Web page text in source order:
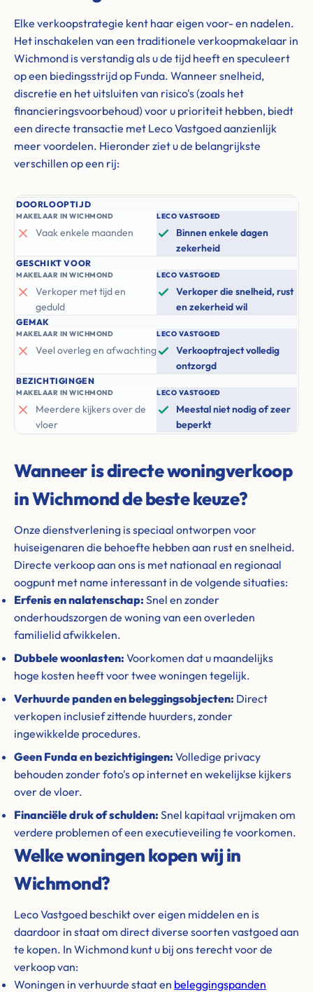
Elke verkoopstrategie kent haar eigen voor- en nadelen.
Het inschakelen van een traditionele verkoopmakelaar in
Wichmond is verstandig als u de tijd heeft en speculeert
op een biedingsstrijd op Funda. Wanneer snelheid,
discretie en het uitsluiten van risico's (zoals het
financieringsvoorbehoud) voor u prioriteit hebben, biedt
een directe transactie met Leco Vastgoed aanzienlijk
meer voordelen. Hieronder ziet u de belangrijkste
verschillen op een rij:
DOORLOOPTIJD
MAKELAAR IN WICHMOND
Vaak enkele maanden
LECO VASTGOED
Binnen enkele dagen
zekerheid
GESCHIKT VOOR
MAKELAAR IN WICHMOND
Verkoper met tijd en
geduld
LECO VASTGOED
Verkoper die snelheid, rust
en zekerheid wil
GEMAK
MAKELAAR IN WICHMOND
Veel overleg en afwachting
LECO VASTGOED
Verkooptraject volledig
ontzorgd
BEZICHTIGINGEN
MAKELAAR IN WICHMOND
Meerdere kijkers over de
vloer
LECO VASTGOED
Meestal niet nodig of zeer
beperkt
Wanneer is directe woningverkoop
in Wichmond de beste keuze?
Onze dienstverlening is speciaal ontworpen voor
huiseigenaren die behoefte hebben aan rust en snelheid.
Directe verkoop aan ons is met nationaal en regionaal
oogpunt met name interessant in de volgende situaties:
Erfenis en nalatenschap: Snel en zonder
onderhoudszorgen de woning van een overleden
familielid afwikkelen.
Dubbele woonlasten: Voorkomen dat u maandelijks
hoge kosten heeft voor twee woningen tegelijk.
Verhuurde panden en beleggingsobjecten: Direct
verkopen inclusief zittende huurders, zonder
ingewikkelde procedures.
Geen Funda en bezichtigingen: Volledige privacy
behouden zonder foto's op internet en wekelijkse kijkers
over de vloer.
Financiële druk of schulden: Snel kapitaal vrijmaken om
verdere problemen of een executieveiling te voorkomen.
Welke woningen kopen wij in
Wichmond?
Leco Vastgoed beschikt over eigen middelen en is
daardoor in staat om direct diverse soorten vastgoed aan
te kopen. In Wichmond kunt u bij ons terecht voor de
verkoop van:
Woningen in verhuurde staat en beleggingspanden